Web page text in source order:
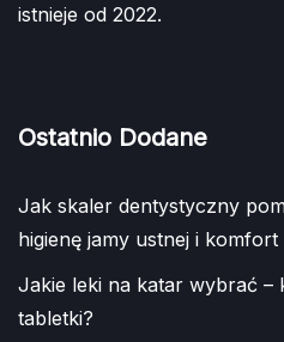
istnieje od 2022.
Ostatnio Dodane
Jak skaler dentystyczny
higienę jamy ustnej i
Jakie leki na katar wybrać –
tabletki?